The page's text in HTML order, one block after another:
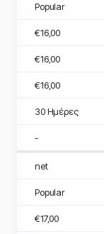
Popular
€16,00
€16,00
€16,00
30 Ημέρες
-
net
Popular
€17,00